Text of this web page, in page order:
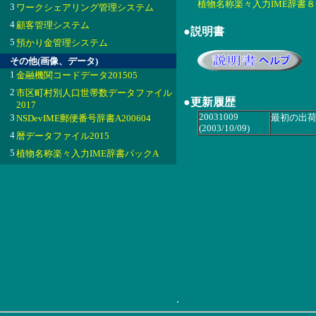
3 ワークシェアリング管理システム
4顧客管理システム
5 預かり金管理システム
その他(画像、データ)
1 金融機関コードデータ201505
2 市区町村別人口世帯数データファイル
2017
3 NSDevIME郵便番号辞書A200604
4暦データファイル2015
5 植物名称楽々入力IME辞書パックA
.
植物名称楽々入力IME辞書８
●説明書
●更新履歴
20031009
(2003/10/09)
最初の出荷